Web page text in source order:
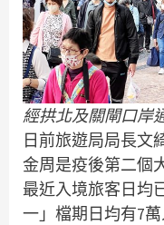
經拱北及關閘口岸
日前旅遊局局長文
金周是疫後第二個
最近入境旅客日均
一」檔期日均有7